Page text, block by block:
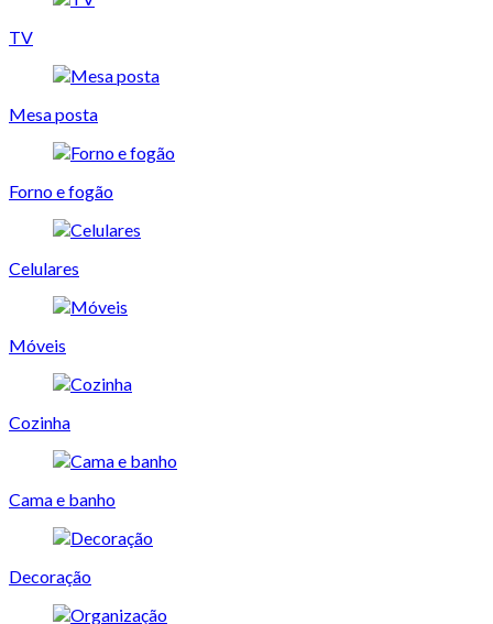
TV
Mesa posta
Forno e fogão
Celulares
Móveis
Cozinha
Cama e banho
Decoração